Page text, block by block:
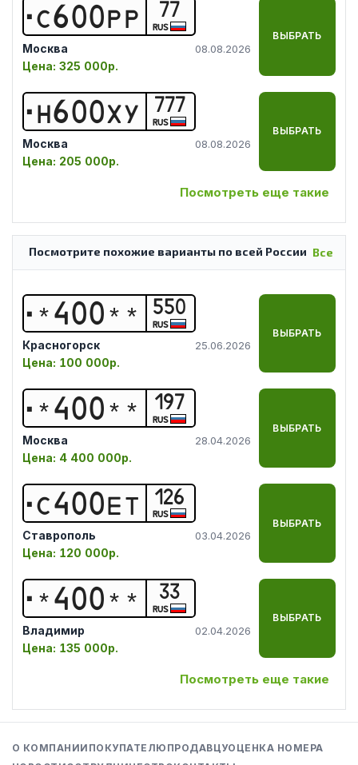
С600РР 77
RUS
Москва 08.08.2026
Цена: 325 000р.
ВЫБРАТЬ
Н600ХУ 777
RUS
Москва 08.08.2026
Цена: 205 000р.
ВЫБРАТЬ
Посмотреть еще такие
Все
Посмотрите похожие варианты по всей России
* 400 * * 550
RUS
Красногорск 25.06.2026
Цена: 100 000р.
ВЫБРАТЬ
* 400 * * 197
RUS
Москва 28.04.2026
Цена: 4 400 000р.
ВЫБРАТЬ
С400ЕТ 126
RUS
Ставрополь 03.04.2026
Цена: 120 000р.
ВЫБРАТЬ
* 400 * * 33
RUS
Владимир 02.04.2026
Цена: 135 000р.
ВЫБРАТЬ
Посмотреть еще такие
О КОМПАНИИ ПОКУПАТЕЛЮ ПРОДАВЦУОЦЕНКА НОМЕРА